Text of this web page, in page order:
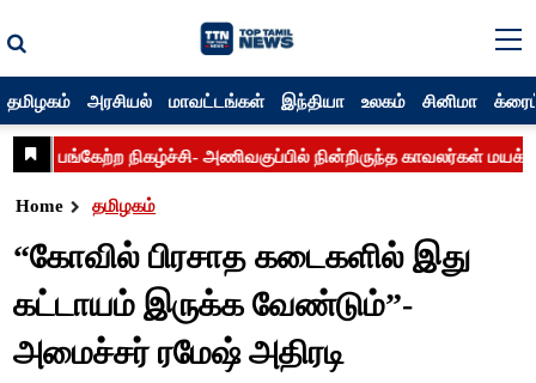
தமிழகம் அரசியல் மாவட்டங்கள் இந்தியா உலகம் சினிமா
Home தமிழகம்
“கோவில் பிரசாத கடைகளில் இது
கட்டாயம் இருக்க வேண்டும்”-
அமைச்சர் ரமேஷ் அதிரடி